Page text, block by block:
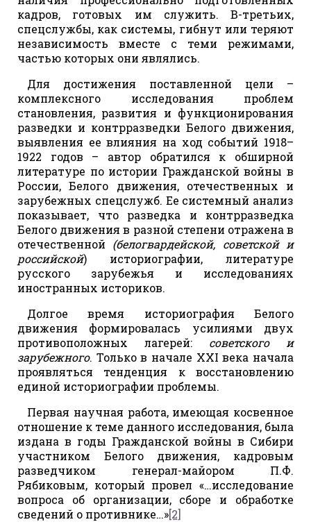
кадров, готовых им служить. В-третьих,
спецслужбы, как системы, гибнут или теряют
независимость вместе с теми режимами,
частью которых они являлись.
Для достижения поставленной цели –
комплексного исследования проблем
становления, развития и функционирования
разведки и контрразведки Белого движения,
выявления ее влияния на ход событий 1918–
1922 годов – автор обратился к обширной
литературе по истории Гражданской войны в
России, Белого движения, отечественных и
зарубежных спецслужб. Ее системный анализ
показывает, что разведка и контрразведка
Белого движения в разной степени отражена в
отечественной (белогвардейской, советской и
российской) историографии, литературе
русского зарубежья и исследованиях
иностранных историков.
Долгое время историография Белого
движения формировалась усилиями двух
противоположных лагерей: советского и
зарубежного. Только в начале ХХI века начала
проявляться тенденция к восстановлению
единой историографии проблемы.
Первая научная работа, имеющая косвенное
отношение к теме данного исследования, была
издана в годы Гражданской войны в Сибири
участником Белого движения, кадровым
разведчиком генерал-майором П.Ф.
Рябиковым, который провел «…исследование
вопроса об организации, сборе и обработке
сведений о противнике…»[2]